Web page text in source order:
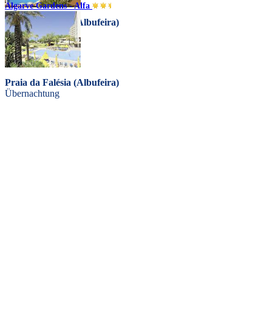
Praia da Falésia (Albufeira)
Halbpension
Algarve Gardens - Alfa
Praia da Falésia (Albufeira)
Übernachtung